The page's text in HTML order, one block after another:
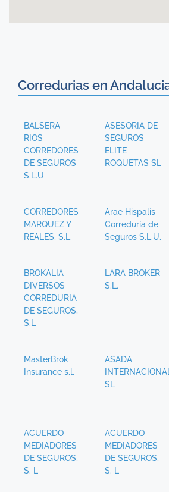
Corredurias en
BALSERA
RIOS
CORREDORES
DE SEGUROS
S.L.U
ASESORIA DE
SEGUROS
ELITE
ROQUETAS SL
CORREDORES
MARQUEZ Y
REALES, S.L.
Arae Hispalis
Correduría de
Seguros S.L.U.
BROKALIA
DIVERSOS
CORREDURIA
DE SEGUROS,
S.L
LARA BROKER
S.L.
MasterBrok
Insurance s.l.
ASADA
SL
ACUERDO
MEDIADORES
DE SEGUROS,
S. L
ACUERDO
MEDIADORES
DE SEGUROS,
S. L